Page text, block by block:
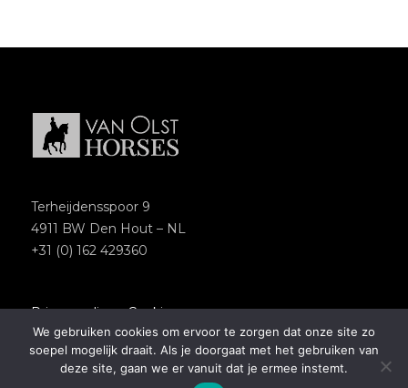
Terheijdensspoor 9
4911 BW Den Hout – NL
+31 (0) 162 429360
Privacypolicy–Cookies
Copyright 2018 – Van Olst Horses
Website byNewmore
We gebruiken cookies om ervoor te zorgen dat onze site zo
soepel mogelijk draait. Als je doorgaat met het gebruiken van
deze site, gaan we er vanuit dat je ermee instemt.